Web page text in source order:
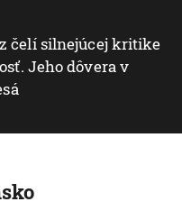
čelí silnejúcej kritike
Jeho dôvera v